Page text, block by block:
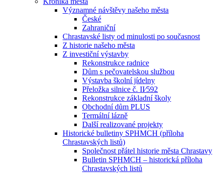
Významné návštěvy našeho města
České
Zahraniční
Chrastavské listy od minulosti po současnost
Z historie našeho města
Z investiční výstavby
Rekonstrukce radnice
Dům s pečovatelskou službou
Výstavba školní jídelny
Přeložka silnice č. II⁄592
Rekonstrukce základní školy
Obchodní dům PLUS
Termální lázně
Další realizované projekty
Historické bulletiny SPHMCH (příloha
Chrastavských listů)
Společnost přátel historie města Chrastavy
Bulletin SPHMCH – historická příloha
Chrastavských listů